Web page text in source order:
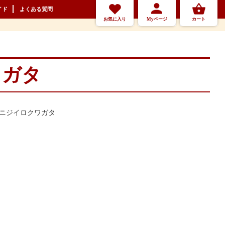
ド よくある質問
お気に入り Myページ カート
タ
ジイロクワガタ